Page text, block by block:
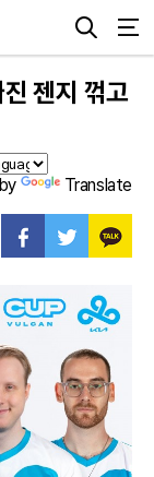
젠지 꺾고
Translate